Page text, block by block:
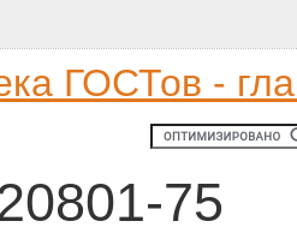
ГОСТов -
75